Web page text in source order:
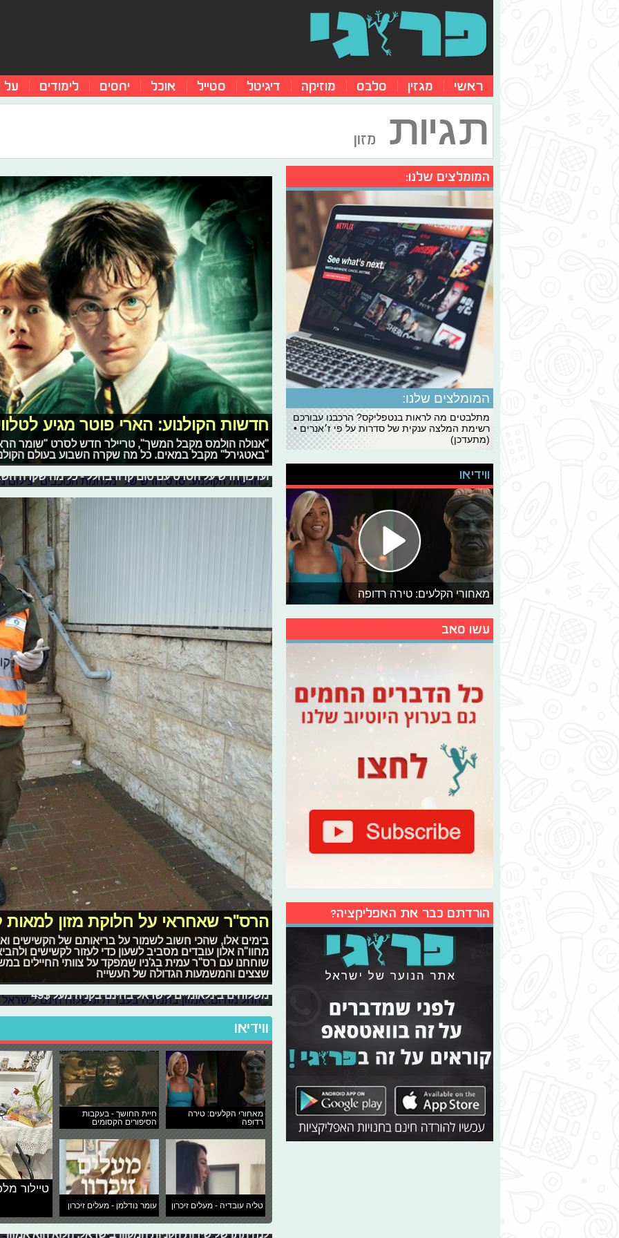
ראשי מגזין סלבס מוזיקה דיגיטל סטייל אוכל יחסים לימודים על
תגיות מזון
חדשות הקולנוע: הארי פוטר מגיע
"אנולה הולמס מקבל המשך", טריילר חדש לסרט "שומר
"באטגירל" מקבל במאים. כל מה שקרה השבוע בעולם
חדשות הקולנוע: סרט חדש של
במאי "ת'ור: אהבה ורעם" עתיד לביים סרט של "מלחמת
ועדכון חדש על הסרט עם טום קרוז בחלל - כל מה שקרה
הרס"ר שאחראי על חלוקת מזון למאות
בימים אלו, שהכי חשוב לשמור על בריאותם של הקשישים
מחוו"ה אלון עובדים מסביב לשעון כדי לעזור לקשישים
שוחחנו עם רס"ר עמית בג'ניו שמפקד על צוותי החיילים
שצצים והמשמעות הגדולה של העשייה
החל מהיום: אמזון בתמיכה בעברית
לכבוד יום הרווקים הסיני שחל היום (ב'), השיקה אמזון את
משלוחים בינלאומיים לישראל בחינם בקניה מעל 49$
ווידיאו
מאחורי הקלעים: טירה
רדופה
חיית החושך - בעקבות
הסיפורים הקסומים
טליה עובדיה - מעלים זיכרון עומר נודלמן - מעלים זיכרון
טיילורלכבוד השנה החדשה: סיכום השנה
לכבוד ראש השנה, סיכמנו לכם את כל ציוני הדרך
והטכנולוגיה. החל מסיפור ההצלחה (ולבסוף גם המפלה)
לנחיתתו של שירות הקניות המקוון בישראל, הלוא הוא אמזון
בעקבות השריפה באמזונס: מחאת
המומלצים שלנו:
המומלצים שלנו:
מתלבטים מה לראות בנטפליקס? הרכבנו עבורכם
רשימת המלצה ענקית של סדרות על פי ז׳אנרים •
(מתעדכן)
ווידיאו
מאחורי הקלעים: טירה רדופה
עשו סאב
הורדתם כבר את האפליקציה?